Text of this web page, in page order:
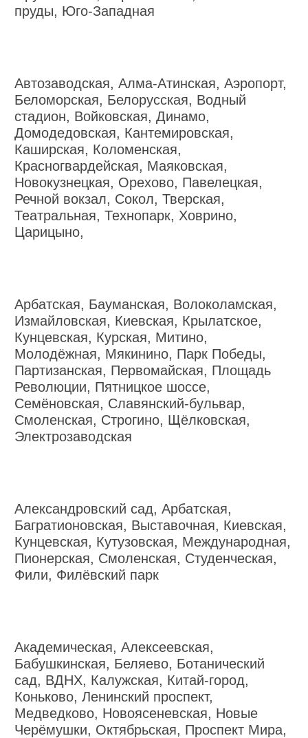
пруды, Юго-Западная
Автозаводская, Алма-Атинская, Аэропорт,
Беломорская, Белорусская, Водный
стадион, Войковская, Динамо,
Домодедовская, Кантемировская,
Каширская, Коломенская,
Красногвардейская, Маяковская,
Новокузнецкая, Орехово, Павелецкая,
Речной вокзал, Сокол, Тверская,
Театральная, Технопарк, Ховрино,
Царицыно,
Арбатская, Бауманская, Волоколамская,
Измайловская, Киевская, Крылатское,
Кунцевская, Курская, Митино,
Молодёжная, Мякинино, Парк Победы,
Партизанская, Первомайская, Площадь
Революции, Пятницкое шоссе,
Семёновская, Славянский-бульвар,
Смоленская, Строгино, Щёлковская,
Электрозаводская
Александровский сад, Арбатская,
Багратионовская, Выставочная, Киевская,
Кунцевская, Кутузовская, Международная,
Пионерская, Смоленская, Студенческая,
Фили, Филёвский парк
Академическая, Алексеевская,
Бабушкинская, Беляево, Ботанический
сад, ВДНХ, Калужская, Китай-город,
Коньково, Ленинский проспект,
Медведково, Новоясеневская, Новые
Черёмушки, Октябрьская, Проспект Мира,